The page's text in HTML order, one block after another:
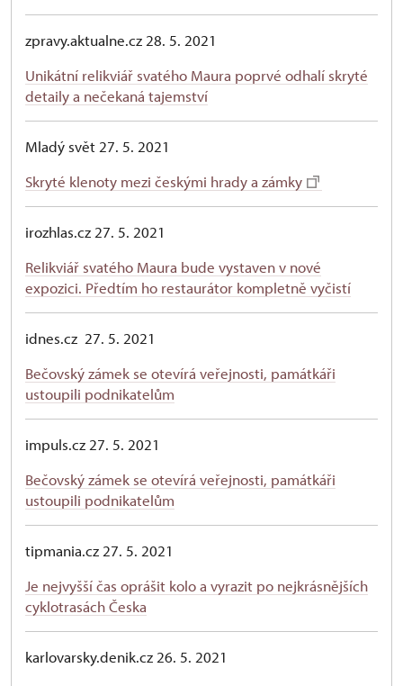
zpravy.aktualne.cz 28. 5. 2021
Unikátní relikviář svatého Maura poprvé odhalí skryté
detaily a nečekaná tajemství
Mladý svět 27. 5. 2021
Skryté klenoty mezi českými hrady a zámky
irozhlas.cz 27. 5. 2021
Relikviář svatého Maura bude vystaven v nové
expozici. Předtím ho restaurátor kompletně vyčistí
idnes.cz 27. 5. 2021
Bečovský zámek se otevírá veřejnosti, památkáři
ustoupili podnikatelům
impuls.cz 27. 5. 2021
Bečovský zámek se otevírá veřejnosti, památkáři
ustoupili podnikatelům
tipmania.cz 27. 5. 2021
Je nejvyšší čas oprášit kolo a vyrazit po nejkrásnějších
cyklotrasách Česka
karlovarsky.denik.cz 26. 5. 2021